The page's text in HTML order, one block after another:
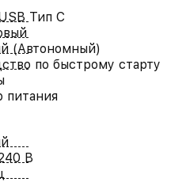
Тип C
(Автономный)
по быстрому старту
питания
В